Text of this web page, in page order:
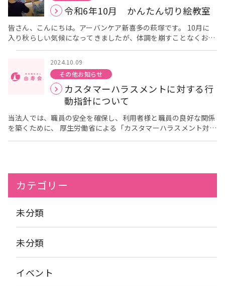
生は最後立ち上がり、とても楽しそうに踊っておられました。音
刺激を受けることが出来ました。 [caption
id="attachment_4278" align="alignnone" width="300"] 大
きく身体を動かします。[/caption] [caption
id="attachment_4275" align="alignnone" width="300"] 皆
さん楽しそうですね。[/caption] 「楽らく体操」は定期的に体を
動かすことのできる、地域の皆様の交流の場になっています。今
回のように頭の体操を兼ねた運動では左右で違う動きに取り組む
ことが刺激となるようで、前田先生は間違いやすい、できにくい
ば怖くない（笑） 次回は令和6年11月22日 金曜日の13:30から
と14:45からです。 ご興味のある方は定員の関係もありますの
で、一度地域包括支援センターアーバンケア新喜多（06-6784-
ップを見ていただきました。 災害発生時に必ずしも自宅にいると
うに地域の避難所を確認しておく必要があります。 そのほかに家
族がバラバラの場所にいる時に被災した場合はどうするのかな
ど、ご家族の方と日頃から話し合っておくことが大切です。 次回
は、12月21日（土） 10：30から東大阪Mビルにて「認知症サ
ポーター養成講座」を開催します。 定員15名での開催となって
いますので、興味のある方はアーバンケア新喜多【06-6784-
0001】までご連絡ください。
右手と左手で異なる動きをするので、なかなか上手くできず苦戦
している方が多かったです。 次にストレッチで身体をしっかりと
ほぐします。 膝よりも少し足を出してぐっと前屈しています。そ
の時しっかりと呼吸をすることで、ストレッチの効果が高まりま
す。 最後はザ・ピーナッツの【恋のフーガ】の音楽に合わせて身
体を動かします。 みなさん楽しそうに体を動かしておられまし
た。 「楽らく体操」は体を動かすことのできる、地域の皆様の
交流の場になっています。また頭の体操を兼ねた指運動では左右
で違う動きに取り組むことが刺激となるようです。 次回は令和6
年11月8日 金曜日の14:00からの開催となります。 ご興味のあ
バンケア新喜多（06-6784-0001）までお問合せ下さい。健康を
一杯貯蓄して地域で元気に過ごしていきましょう。
令和6年10月 かんたん切り絵教室
皆さん、こんにちは。アーバンケア新喜多の萩塚です。 10月に
入り秋らしい気候になってきましたが、体調を崩すことなくお過
ごしでしょうか。 今回は、10月10日（木）に御厨会館で開催し
た「かんたん切り絵教室」の報告を行います。 当日は天気も良
く、4名の方にご参加いただいています。 時間になると各自集中
して作品作りを行っています。 黙々と作業を行うので、あっとい
う間に1時間30分が過ぎてしまいます。 今回から、来年の干支の
「へび」の作品を開始した方は、 年明けまでに間に合うかなと談
笑しながら、難しい箇所などは先生のアドバイスを受けながら、
作品作りに励んでおられました。 次回は、11月14日（木）御厨
会館で13：30より開催予定となっています。 ご興味のある方
2024.10.09
その他お知らせ
カスタマーハラスメントに対する行
動指針について
当法人では、職員の安全を確保し、利用者様と職員の良好な関係
を築くために、 厚生労働省による「カスタマーハラスメント対策
カテゴリー
未分類
未分類
イベント